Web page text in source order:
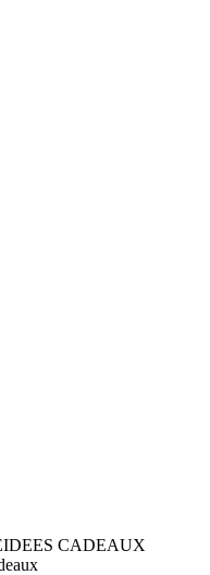
IDEES CADEAUX